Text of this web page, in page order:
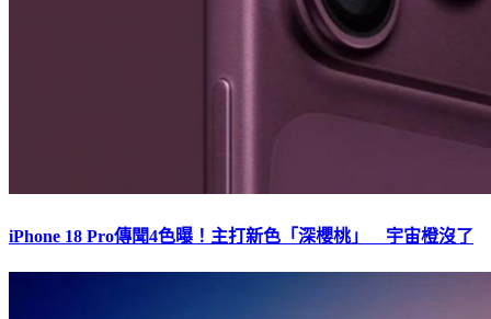
iPhone 18 Pro傳聞4色曝！主打新色「深櫻桃」 宇宙橙沒了